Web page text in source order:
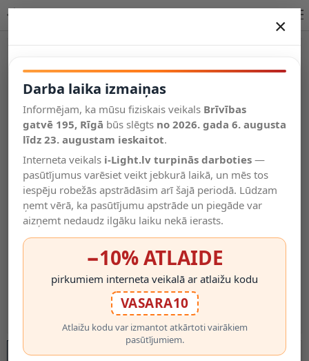
Salīdzināt
Vēlmju
saraksts
Valodas
×
Darba laika izmaiņas
Informējam, ka mūsu fiziskais veikals Brīvības
gatvē 195, Rīgā būs slēgts no 2026. gada 6. augusta
līdz 23. augustam ieskaitot.
Interneta veikals i-Light.lv turpinās darboties —
pasūtījumus varēsiet veikt jebkurā laikā, un mēs tos
iespēju robežās apstrādāsim arī šajā periodā. Lūdzam
ņemt vērā, ka pasūtījumu apstrāde un piegāde var
aizņemt nedaudz ilgāku laiku nekā ierasts.
−10% ATLAIDE
pirkumiem interneta veikalā ar atlaižu kodu
VASARA10
Atlaižu kodu var izmantot atkārtoti vairākiem
pasūtījumiem.